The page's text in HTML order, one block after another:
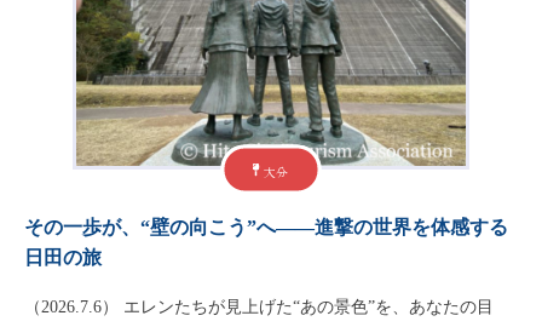
大分
その一歩が、“壁の向こう”へ――進撃の世界を体感する
日田の旅
（2026.7.6） エレンたちが見上げた“あの景色”を、あなたの目